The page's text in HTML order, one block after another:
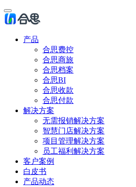
产品
合思费控
合思商旅
合思档案
合思BI
合思收款
合思付款
解决方案
无需报销解决方案
智慧门店解决方案
项目管理解决方案
员工福利解决方案
客户案例
白皮书
产品动态